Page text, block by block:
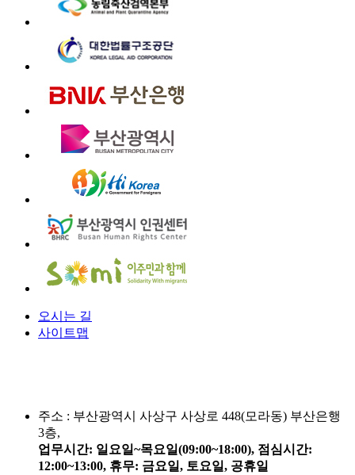
오시는 길
사이트맵
주소 : 부산광역시 사상구 사상로 448(모라동) 부산은행
3층,
업무시간: 일요일~목요일(09:00~18:00), 점심시간:
12:00~13:00, 휴무: 금요일, 토요일, 공휴일